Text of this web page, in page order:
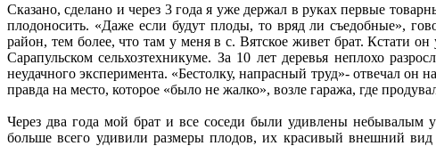
Сказано, сделано и через 3 года я уже держал в руках первые
плодоносить. «Даже если будут плоды, то вряд ли съедобные»,
район, тем более, что там у меня в с. Вятское живет брат. Кстати
Сарапульском сельхозтехникуме. За 10 лет деревья неплохо
неудачного эксперимента. «Бестолку, напрасный труд»- отвечал
правда на место, которое «было не жалко», возле гаража, где
Через два года мой брат и все соседи были удивлены небывалым
больше всего удивили размеры плодов, их красивый внешний